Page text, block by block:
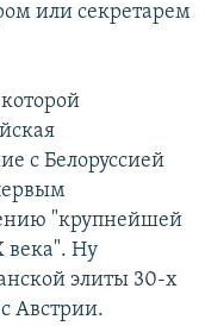
или секретарем
с Белоруссией
"крупнейшей
века". Ну
элиты 30-х
Австрии.